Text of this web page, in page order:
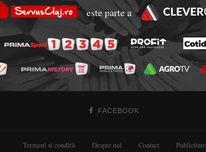
este parte a
FACEBOOK
Termeni si conditii Despre noi Contact Publicitate